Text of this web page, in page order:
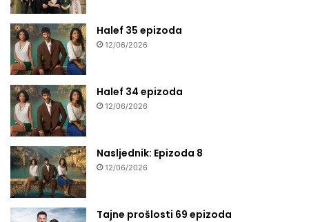
Halef 35 epizoda
12/06/2026
Halef 34 epizoda
12/06/2026
Nasljednik: Epizoda 8
12/06/2026
Tajne prošlosti 69 epizoda